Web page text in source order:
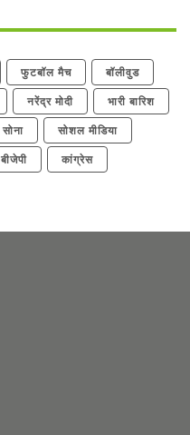
फुटबॉल मैच
बॉलीवुड
नरेंद्र मोदी
भारी बारिश
सोना
सोशल मीडिया
बीजेपी
कांग्रेस